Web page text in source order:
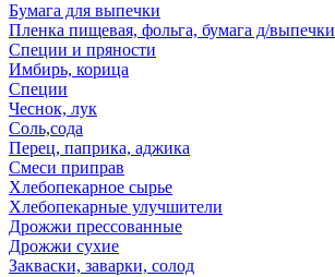
Бумага для выпечки
Пленка пищевая, фольга, бумага д/выпечки
Специи и пряности
Имбирь, корица
Специи
Чеснок, лук
Соль,сода
Перец, паприка, аджика
Смеси приправ
Хлебопекарное сырье
Хлебопекарные улучшители
Дрожжи прессованные
Дрожжи сухие
Закваски, заварки, солод